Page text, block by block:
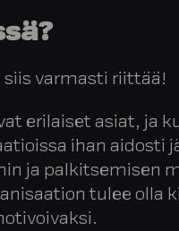
varmasti riittää!
erilaiset asiat, ja
ihan aidosti
ja palkitsemisen
tulee olla